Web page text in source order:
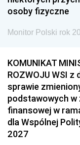
osoby fizyczne
Monitor Polski rok
KOMUNIKAT
ROZWOJU WSI z
sprawie
podstawowych
finansowej w
dla Wspólnej
2027